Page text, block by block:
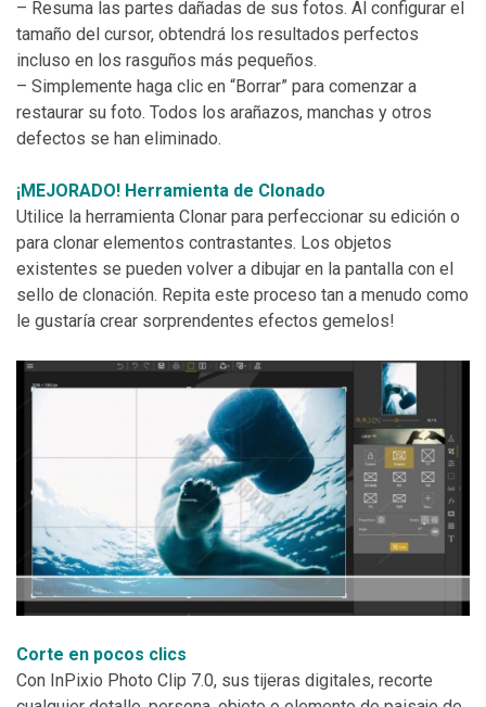
– Resuma las partes dañadas de sus fotos. Al configurar el
tamaño del cursor, obtendrá los resultados perfectos
incluso en los rasguños más pequeños.
– Simplemente haga clic en “Borrar” para comenzar a
restaurar su foto. Todos los arañazos, manchas y otros
defectos se han eliminado.
¡MEJORADO! Herramienta de Clonado
Utilice la herramienta Clonar para perfeccionar su edición o
para clonar elementos contrastantes. Los objetos
existentes se pueden volver a dibujar en la pantalla con el
sello de clonación. Repita este proceso tan a menudo como
le gustaría crear sorprendentes efectos gemelos!
Corte en pocos clics
Con InPixio Photo Clip 7.0, sus tijeras digitales, recorte